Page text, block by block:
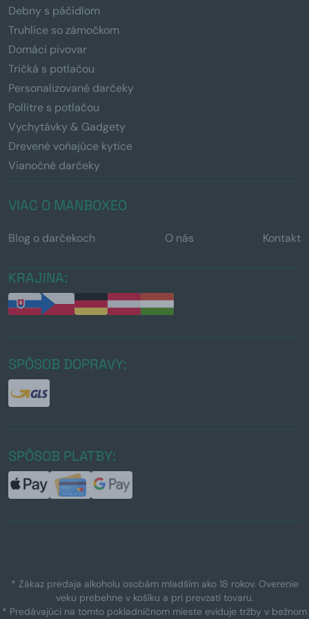
Debny s páčidlom
Truhlice so zámočkom
Domáci pivovar
Tričká s potlačou
Personalizované darčeky
Pollitre s potlačou
Vychytávky & Gadgety
Drevené voňajúce kytice
Vianočné darčeky
VIAC O MANBOXEO
Blog o darčekoch O nás Kontakt
KRAJINA:
SPÔSOB DOPRAVY:
SPÔSOB PLATBY:
* Zákaz predaja alkoholu osobám mladším ako 18 rokov. Overenie
veku prebehne v košíku a pri prevzatí tovaru.
* Predávajúci na tomto pokladničnom mieste eviduje tržby v bežnom